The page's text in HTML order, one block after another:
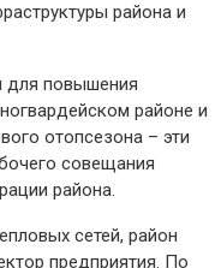
района и
для повышения
районе и
отопсезона – эти
совещания
района.
сетей, район
предприятия. По